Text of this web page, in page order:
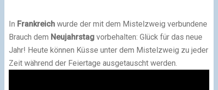
In Frankreichwurde der mit dem Mistelzweig verbundene
Brauch dem Neujahrstag vorbehalten: Glück für das neue
Jahr! Heute können Küsse unter dem Mistelzweig zu jeder
Zeit während der Feiertage ausgetauscht werden.